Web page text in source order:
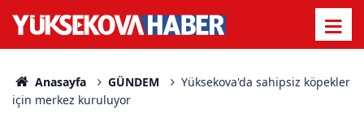
Anasayfa GÜNDEM
Yüksekova'da sahipsiz köpekler
için merkez kuruluyor